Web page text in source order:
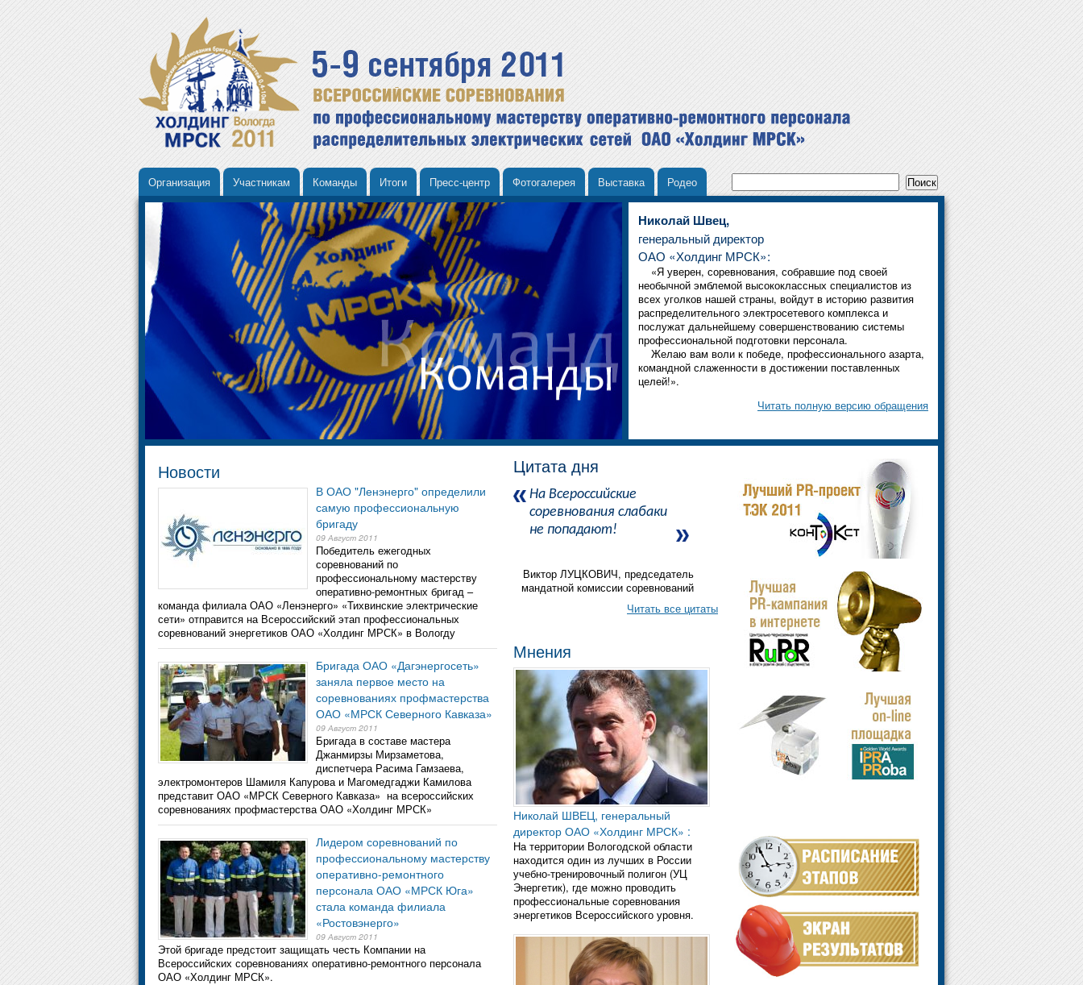
Организация Участникам Команды Итоги Пресс-центр Фотогалерея Выставка Родео
Николай Швец,
генеральный директор
ОАО «Холдинг МРСК»:
«Я уверен, соревнования, собравшие под своей
необычной эмблемой высококлассных специалистов из
всех уголков нашей страны, войдут в историю развития
распределительного электросетевого комплекса и
послужат дальнейшему совершенствованию системы
профессиональной подготовки персонала.
Желаю вам воли к победе, профессионального азарта,
командной слаженности в достижении поставленных
целей!».
Читать полную версию обращения
Новости
В ОАО "Ленэнерго" определили
самую профессиональную
бригаду
09 Август 2011
Победитель ежегодных
соревнований по
профессиональному мастерству
оперативно-ремонтных бригад –
команда филиала ОАО «Ленэнерго» «Тихвинские электрические
сети» отправится на Всероссийский этап профессиональных
соревнований энергетиков ОАО «Холдинг МРСК» в Вологду
Бригада ОАО «Дагэнергосеть»
заняла первое место на
соревнованиях профмастерства
ОАО «МРСК Северного Кавказа»
09 Август 2011
Бригада в составе мастера
Джанмирзы Мирзаметова,
диспетчера Расима Гамзаева,
электромонтеров Шамиля Капурова и Магомедгаджи Камилова
представит ОАО «МРСК Северного Кавказа» на всероссийских
соревнованиях профмастерства ОАО «Холдинг МРСК»
Лидером соревнований по
профессиональному мастерству
оперативно-ремонтного
персонала ОАО «МРСК Юга»
стала команда филиала
«Ростовэнерго»
09 Август 2011
Этой бригаде предстоит защищать честь Компании на
Всероссийских соревнованиях оперативно-ремонтного персонала
ОАО «Холдинг МРСК».
Цитата дня
На Всероссийские
соревнования слабаки
не попадают!
Виктор ЛУЦКОВИЧ, председатель
мандатной комиссии соревнований
Читать все цитаты
Мнения
Николай ШВЕЦ, генеральный
директор ОАО «Холдинг МРСК» :
На территории Вологодской области
находится один из лучших в России
учебно-тренировочный полигон (УЦ
Энергетик), где можно проводить
профессиональные соревнования
энергетиков Всероссийского уровня.